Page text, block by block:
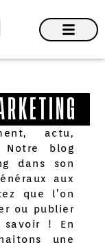
actu,
Notre blog
dans son
aux
que l’on
ou publier
! En
une